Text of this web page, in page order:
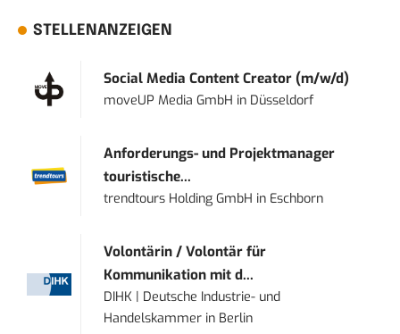
STELLENANZEIGEN
Social Media Content Creator (m/w/d)
moveUP Media GmbH in Düsseldorf
Anforderungs- und Projektmanager
touristische...
trendtours Holding GmbH in Eschborn
Volontärin / Volontär für
Kommunikation mit d...
DIHK | Deutsche Industrie- und
Handelskammer in Berlin